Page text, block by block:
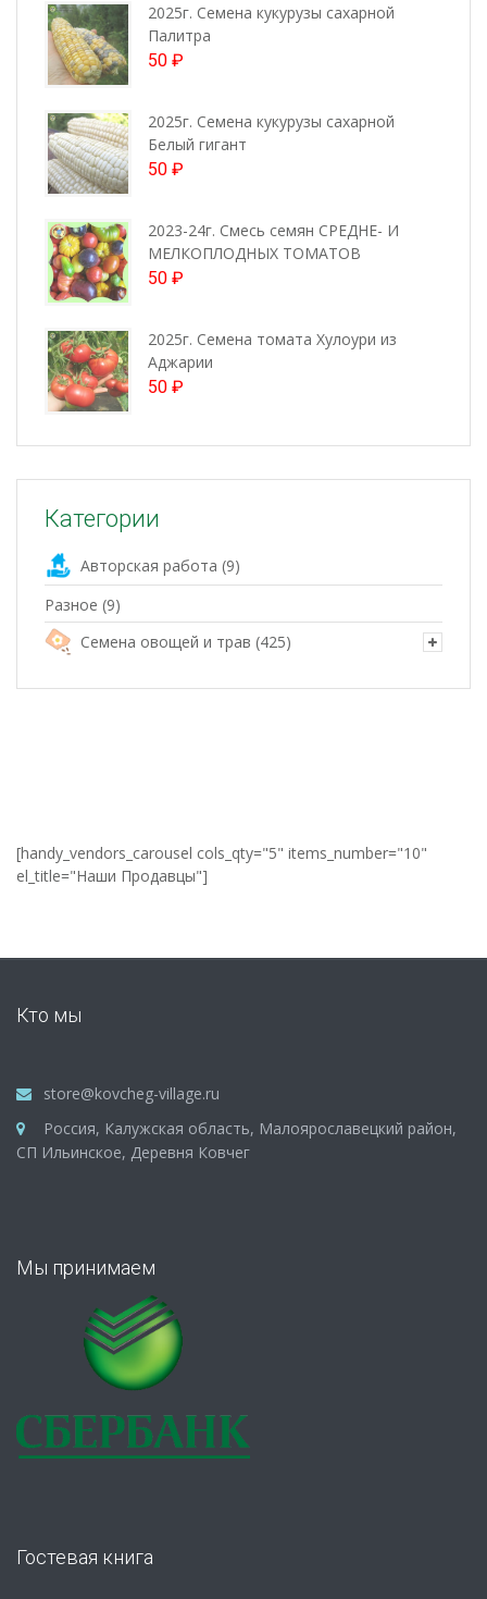
2025г. Семена кукурузы сахарной
Палитра
50 ₽
2025г. Семена кукурузы сахарной
Белый гигант
50 ₽
2023-24г. Смесь семян СРЕДНЕ- И
МЕЛКОПЛОДНЫХ ТОМАТОВ
50 ₽
2025г. Семена томата Хулоури из
Аджарии
50 ₽
Категории
Авторская работа (9)
Разное (9)
Семена овощей и трав (425)
[handy_vendors_carousel cols_qty="5" items_number="10"
el_title="Наши Продавцы"]
Кто мы
store@kovcheg-village.ru
Россия, Калужская область, Малоярославецкий район,
СП Ильинское, Деревня Ковчег
Мы принимаем
Гостевая книга